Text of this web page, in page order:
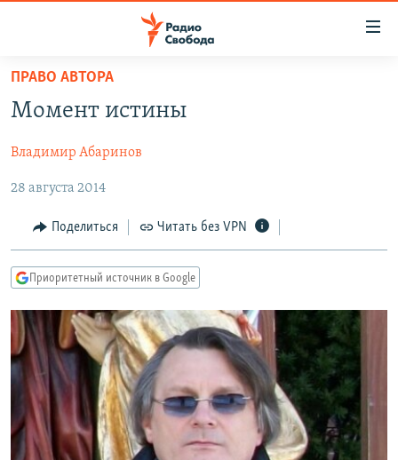
упрощенного
доступа
содержанию
Вернутся
главной
навигации
Вернутся
поиску
АВТОРСКИЕ ПРОЕКТЫ
ЦИТАТЫ СВОБОДЫ
МНЕНИЯ
КУЛЬТУРА
IDEL.РЕАЛИИ
КАВКАЗ.РЕАЛИИ
СЕВЕР.РЕАЛИИ
СИБИРЬ.РЕАЛИИ
РАСПИСАНИЕ ВЕЩАНИЯ
ПОДПИШИТЕСЬ НА РАССЫЛКУ
ПРАВО АВТОРА
Момент истины
Владимир Абаринов
28 августа 2014
Поделиться Читать без VPN
Приоритетный источник в Google